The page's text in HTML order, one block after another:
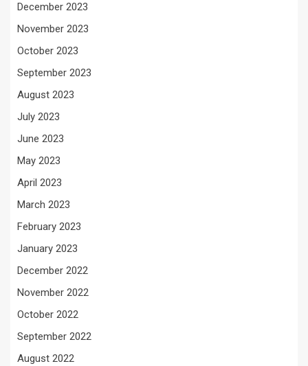
December 2023
November 2023
October 2023
September 2023
August 2023
July 2023
June 2023
May 2023
April 2023
March 2023
February 2023
January 2023
December 2022
November 2022
October 2022
September 2022
August 2022